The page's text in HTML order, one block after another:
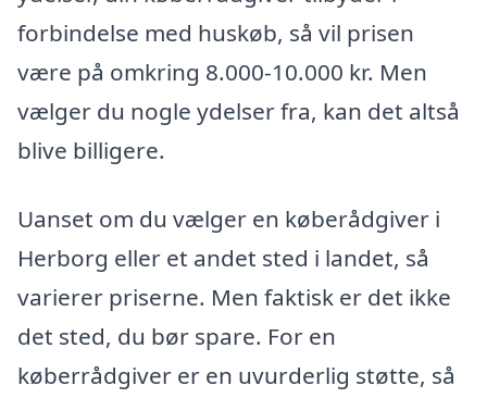
forbindelse med huskøb, så vil prisen
være på omkring 8.000-10.000 kr. Men
vælger du nogle ydelser fra, kan det altså
blive billigere.
Uanset om du vælger en køberådgiver i
Herborg eller et andet sted i landet, så
varierer priserne. Men faktisk er det ikke
det sted, du bør spare. For en
køberrådgiver er en uvurderlig støtte, så